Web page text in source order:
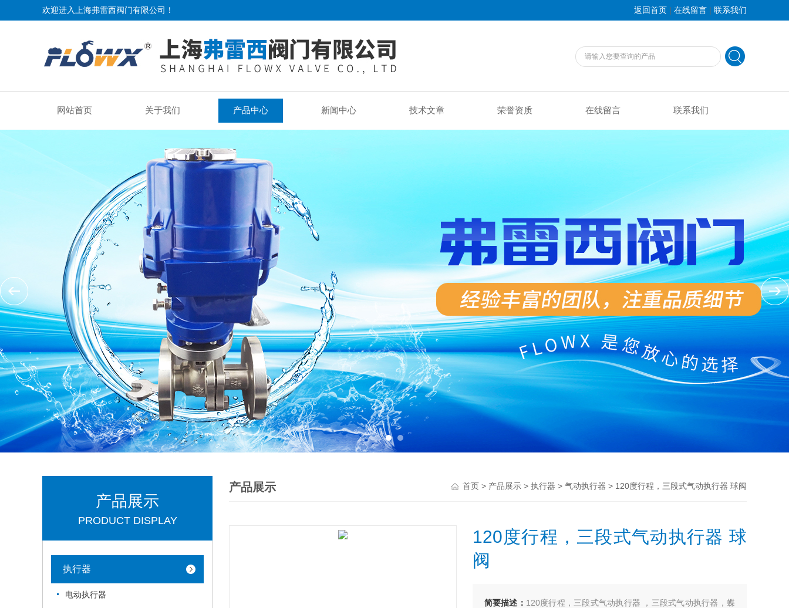
欢迎进入上海弗雷西阀门有限公司！ 返回首页 | 在线留言 | 联系我们
网站首页 关于我们 产品中心 新闻中心 技术文章 荣誉资质 在线留言 联系我们
产品展示 首页 > 产品展示 > 执行器 > 气动执行器 > 120度行程，三段式气动执行器 球阀
120度行程，三段式气动执行器 球
阀
简要描述： 120度行程，三段式气动执行器 ，三段式气动执行器，蝶
产品展示
PRODUCT DISPLAY
执行器
电动执行器